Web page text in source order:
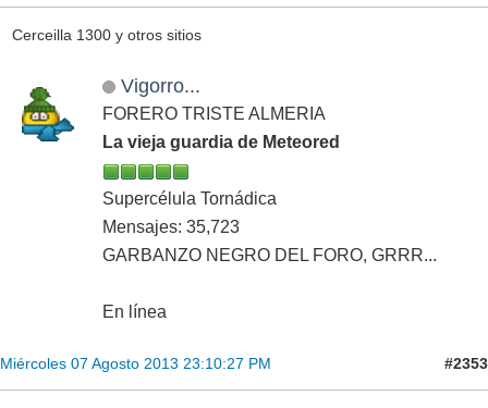
Cerceilla 1300 y otros sitios
Vigorro...
FORERO TRISTE ALMERIA
La vieja guardia de Meteored
Supercélula Tornádica
Mensajes: 35,723
GARBANZO NEGRO DEL FORO, GRRR...
En línea
Miércoles 07 Agosto 2013 23:10:27 PM #2353